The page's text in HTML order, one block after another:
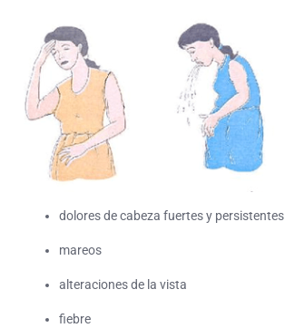
dolores de cabeza fuertes y persistentes
mareos
alteraciones de la vista
fiebre